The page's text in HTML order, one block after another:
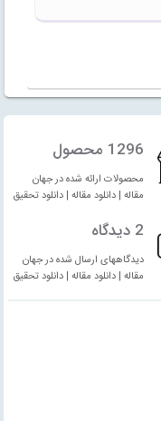
1296 محصول
محصولات ارائه شده در جهان
مقاله | دانلود مقاله | دانلود تحقیق
2 دیدگاه
دیدگاههای ارسال شده در جهان
مقاله | دانلود مقاله | دانلود تحقیق